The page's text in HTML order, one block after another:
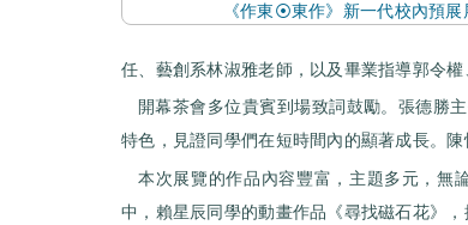
《作東⦿東作》新一代校內預展
任、藝創系林淑雅老師，以及畢業指導郭令權
開幕茶會多位貴賓到場致詞鼓勵。張德勝
特色，見證同學們在短時間內的顯著成長。
本次展覽的作品內容豐富，主題多元，無
中，賴星辰同學的動畫作品《尋找磁石花》